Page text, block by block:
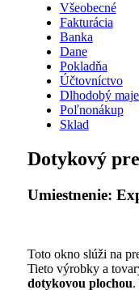
Všeobecné
Fakturácia
Banka
Dane
Pokladňa
Účtovníctvo
Dlhodobý
Poľnonákup
Sklad
Dotykový
Umiestnenie:
Toto okno slúži na
Tieto výrobky a
dotykovou plochou.